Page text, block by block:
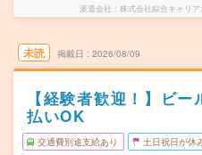
派遣会社 株式会社綜合キャリ
未読 掲載日 2026/08/09
【経験者歓迎！】ビ
払いOK
交通費別途支給あり 土日祝日が休